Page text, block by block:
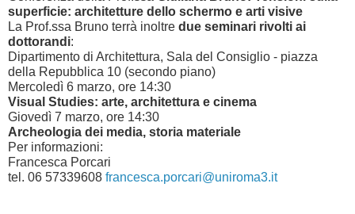
superficie: architetture dello schermo e arti visive
La Prof.ssa Bruno terrà inoltre due seminari rivolti ai
dottorandi:
Dipartimento di Architettura, Sala del Consiglio - piazza
della Repubblica 10 (secondo piano)
Mercoledì 6 marzo, ore 14:30
Visual Studies: arte, architettura e cinema
Giovedì 7 marzo, ore 14:30
Archeologia dei media, storia materiale
Per informazioni:
Francesca Porcari
tel. 06 57339608 francesca.porcari@uniroma3.it